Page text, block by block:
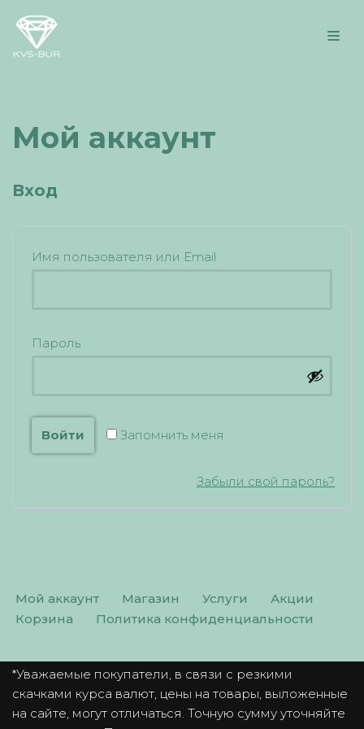
Перейти
Мой аккаунт
Вход
Имя пользователя или Email
Пароль
Запомнить меня
Войти
Забыли свой пароль?
Мой аккаунт Магазин Услуги
Акции
Корзина
Политика конфиденциальности
*Уважаемые покупатели, в связи с резкими
скачками курса валют, цены на товары, выложенные
на сайте, могут отличаться. Точную сумму уточняйте